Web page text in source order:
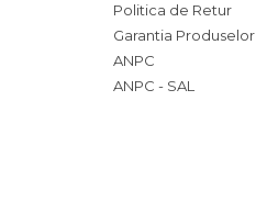
Politica de Retur
Garantia Produselor
ANPC
ANPC - SAL